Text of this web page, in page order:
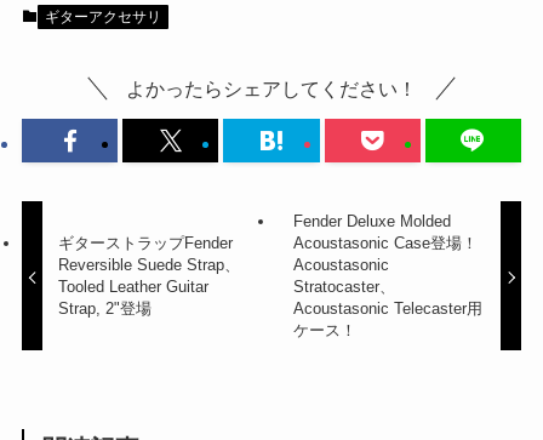
ギターアクセサリ
よかったらシェアしてください！
ギターストラップFender
Reversible Suede Strap、
Tooled Leather Guitar
Strap, 2"登場
Fender Deluxe Molded
Acoustasonic Case登場！
Acoustasonic
Stratocaster、
Acoustasonic Telecaster用
ケース！